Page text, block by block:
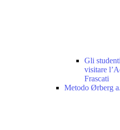
Gli
visitare
Frascati
Metodo Ørberg